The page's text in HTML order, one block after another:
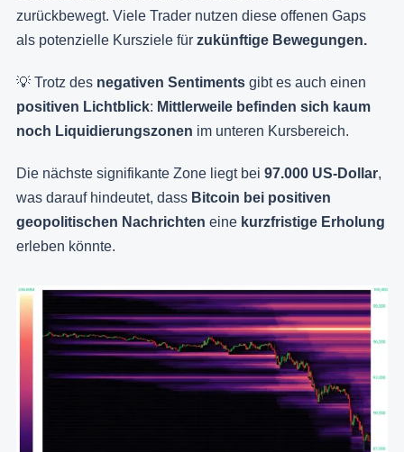
zurückbewegt. Viele Trader nutzen diese offenen Gaps
als potenzielle Kursziele für zukünftige Bewegungen.
💡 Trotz des negativen Sentiments gibt es auch einen
positiven Lichtblick: Mittlerweile befinden sich kaum
noch Liquidierungszonen im unteren Kursbereich.
Die nächste signifikante Zone liegt bei 97.000 US-Dollar,
was darauf hindeutet, dass Bitcoin bei positiven
geopolitischen Nachrichten eine kurzfristige Erholung
erleben könnte.